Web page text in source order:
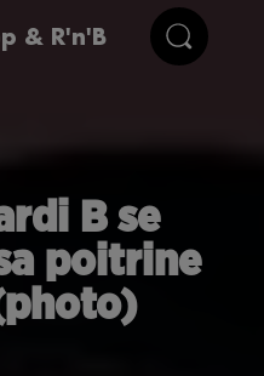
& R'n'B
B se
poitrine